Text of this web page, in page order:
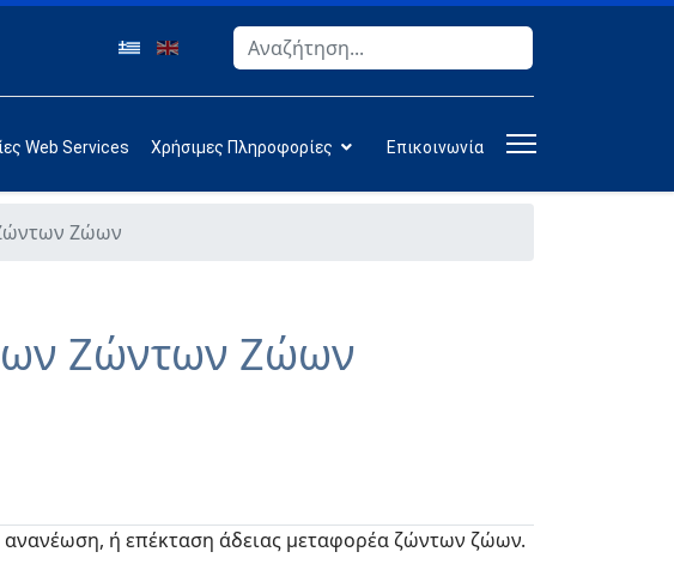
Αναζήτηση
Web Services Χρήσιμες Πληροφορίες Επικοινωνία
Ζώων
Ζώντων Ζώων
ή επέκταση άδειας μεταφορέα ζώντων ζώων.